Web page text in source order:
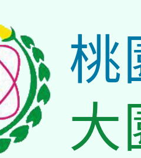
桃
大